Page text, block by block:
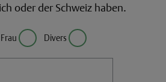
oder der Schweiz haben.
Frau
Divers